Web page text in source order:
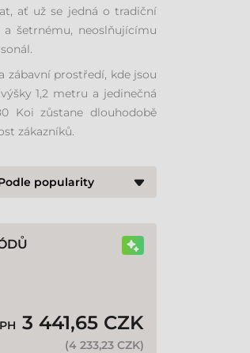
ať už se jedná o tradiční
šetrnému, neoslňujícímu
zábavní prostředí, kde jsou
1,2 metru a jedinečná
Koi zůstane dlouhodobě
zákazníků.
3 441,65 CZK
(4 233,23 CZK)